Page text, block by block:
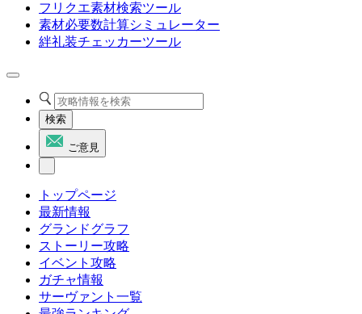
フリクエ素材検索ツール
素材必要数計算シミュレーター
絆礼装チェッカーツール
検索
ご意見
トップページ
最新情報
グランドグラフ
ストーリー攻略
イベント攻略
ガチャ情報
サーヴァント一覧